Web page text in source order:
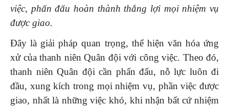
việc, phấn đấu hoàn thành thắng lợi mọi nhiệm vụ
được giao.
Đây là giải pháp quan trọng, thể hiện văn hóa ứng
xử của thanh niên Quân đội với công việc. Theo đó,
thanh niên Quân đội cần phấn đấu, nỗ lực luôn đi
đầu, xung kích trong mọi nhiệm vụ, phần việc được
giao, nhất là những việc khó, khi nhận bất cứ nhiệm